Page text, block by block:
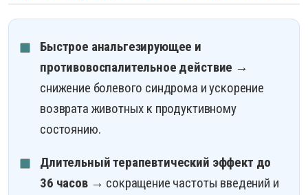
Быстрое анальгезирующее и
противовоспалительное действие →
снижение болевого синдрома и ускорение
возврата животных к продуктивному
состоянию.
Длительный терапевтический эффект до
36 часов→ сокращение частоты введений и